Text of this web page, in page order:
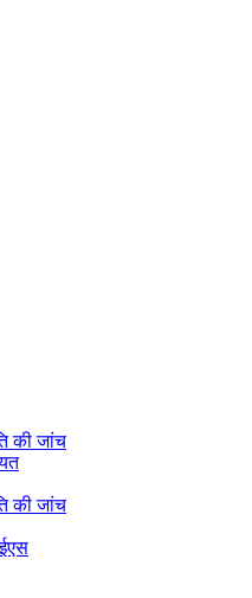
की जांच
की जांच